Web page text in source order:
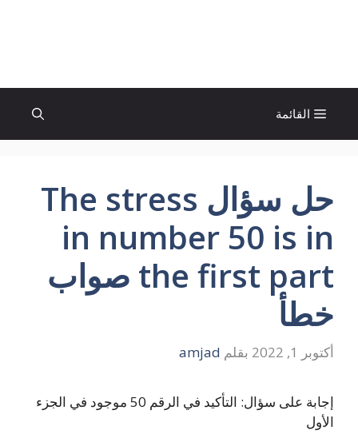
القائمة
حل سؤال The stress
in number 50 is in
the first part صواب
خطأ
أكتوبر 1, 2022 بقلم amjad
إجابة على سؤال: التأكيد في الرقم 50 موجود في الجزء
الأول